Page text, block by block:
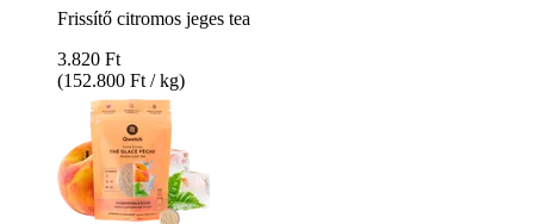
Frissítő citromos jeges tea
3.820 Ft
(152.800 Ft / kg)